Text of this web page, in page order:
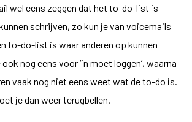
wel eens zeggen dat het to-do-list is
schrijven, zo kun je van voicemails
to-do-list is waar anderen op kunnen
nog eens voor ‘in moet loggen’, waarna
vaak nog niet eens weet wat de to-do is.
je dan weer terugbellen.